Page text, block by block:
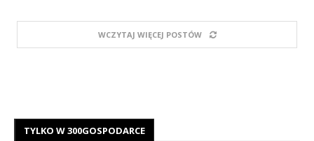
WCZYTAJ WIĘCEJ POSTÓW
TYLKO W 300GOSPODARCE